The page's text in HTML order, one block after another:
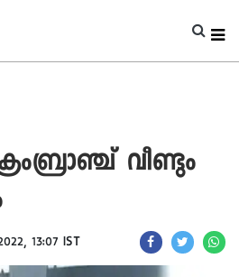
വീണ്ടും
13:07 IST